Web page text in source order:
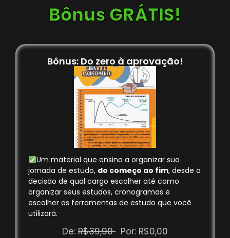
Bônus GRÁTIS!
Bônus: Do zero à aprovação!
Um material que ensina a organizar sua
jornada de estudo, do começo ao fim, desde a
decisão de qual cargo escolher até como
organizar seus estudos, cronogramas e
escolher as ferramentas de estudo que você
utilizará.
De: R$39,90 Por: R$0,00